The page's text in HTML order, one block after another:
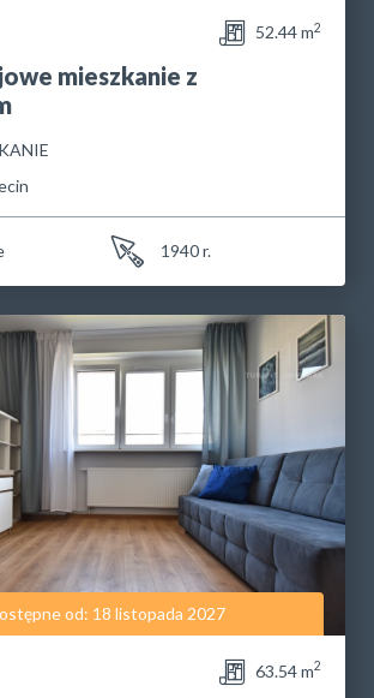
52.44 m2
mieszkanie z
1940 r.
od: 18 listopada 2027
63.54 m2